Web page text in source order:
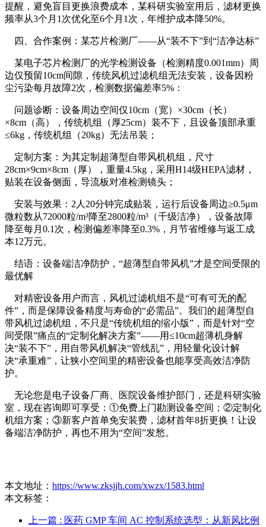
提醒，避免盲目更换浪费成本，某科研实验室用后，滤材更换
频率从3个月1次优化至6个月1次，年维护成本降50%。
四、合作案例：某芯片检测厂——从“装不下”到“洁净达标”
某电子芯片检测厂的光学检测设备（检测精度0.001mm）周
边仅预留10cm间隙，传统风机过滤机组无法安装，设备因粉
尘污染每月故障2次，检测数据偏差率5%：
问题诊断：设备周边空间仅10cm（宽）×30cm（长）
×8cm（高），传统机组（厚25cm）装不下，且设备顶部承重
≤6kg，传统机组（20kg）无法吊装；
定制方案：为其定制超薄型自带风机机组，尺寸
28cm×9cm×8cm（厚），重量4.5kg，采用H14级HEPA滤材，
贴装在设备侧面，导流板对准检测镜头；
安装与效果：2人20分钟完成贴装，运行后设备周边≥0.5μm
微粒数从72000粒/m³降至2800粒/m³（千级洁净），设备故障
降至每月0.1次，检测偏差率降至0.3%，月节省维修与返工成
本12万元。
结语：设备端洁净防护，“超薄型自带风机”才是空间受限的
最优解
对精密设备用户而言，风机过滤机组不是“可有可无的配
件”，而是保障设备精度与寿命的“必需品”。我们的超薄型自
带风机过滤机组，不只是“传统机组的缩小版”，而是针对“空
间受限”痛点的“定制化解决方案”——用≤10cm超薄机身解
决“装不下”，用自带风机解决“管线乱”，用轻量化设计解
决“承重难”，让狭小空间里的精密设备也能享受高效洁净防
护。
无论您是电子设备厂商、医院设备维护部门，还是科研实验
室，现在咨询即可享受：①免费上门勘测设备空间；②定制化
机组方案；③新客户首单免安装费，滤材首年8折更换！让设
备端洁净防护，再也不用为“空间”发愁。
本文地址： https://www.zksjjh.com/xwzx/1583.html
本文标签：
上一篇 : 医药 GMP 车间 AC 控制系统选型：从新风比例